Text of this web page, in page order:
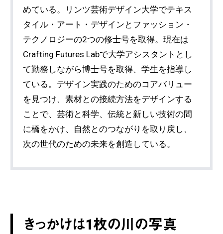
めている。リンツ芸術デザイン大学でテキス
タイル・アート・デザインとファッション・
テクノロジーの2つの修士号を取得。現在は
Crafting Futures Labで大学アシスタントとし
て勤務しながら博士号を取得、学生を指導し
ている。デザイン実践のためのコアバリュー
を見つけ、素材との接続方法をデザインする
ことで、芸術と科学、伝統と新しい技術の間
に橋をかけ、自然とのつながりを取り戻し、
次の世代のための未来を創造している。
きっかけは1枚の川の写真